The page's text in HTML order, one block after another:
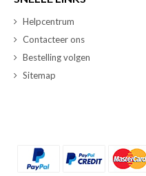
Helpcentrum
Contacteer ons
Bestelling volgen
Sitemap